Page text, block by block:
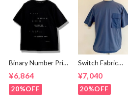
Binary Number Print
T-shirts Black
¥6,864
20%OFF
Switch Fabric
Pocket T-shirts
Ash Navy
¥7,040
20%OFF